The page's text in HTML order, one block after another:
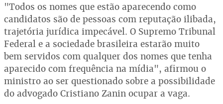
"Todos os nomes que estão aparecendo como
candidatos são de pessoas com reputação ilibada,
trajetória jurídica impecável. O Supremo Tribunal
Federal e a sociedade brasileira estarão muito
bem servidos com qualquer dos nomes que tenha
aparecido com frequência na mídia", afirmou o
ministro ao ser questionado sobre a possibilidade
do advogado Cristiano Zanin ocupar a vaga.